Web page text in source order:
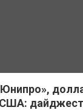
дайджест